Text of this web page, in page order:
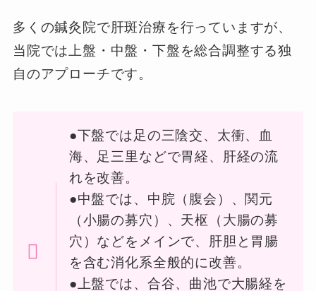
多くの鍼灸院で肝斑治療を行っていますが、
当院では上盤・中盤・下盤を総合調整する独
自のアプローチです。
●下盤では足の三陰交、太衝、血
海、足三里などで胃経、肝経の流
れを改善。
●中盤では、中脘（腹会）、関元
（小腸の募穴）、天枢（大腸の募
穴）などをメインで、肝胆と胃腸
を含む消化系全般的に改善。
●上盤では、合谷、曲池で大腸経を